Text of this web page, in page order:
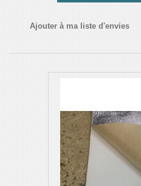
Ajouter à ma liste d'envies